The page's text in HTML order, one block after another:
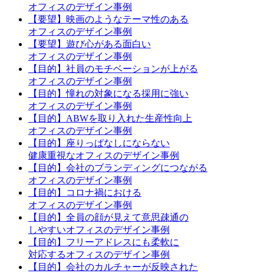
オフィスのデザイン事例
【要望】映画のようなテーマ性のある
オフィスのデザイン事例
【要望】遊び心がある面白い
オフィスのデザイン事例
【目的】社員のモチベーションが上がる
オフィスのデザイン事例
【目的】憧れの対象になる採用に強い
オフィスのデザイン事例
【目的】ABWを取り入れた生産性向上
オフィスのデザイン事例
【目的】座りっぱなしにならない
健康重視なオフィスのデザイン事例
【目的】会社のブランディングにつながる
オフィスのデザイン事例
【目的】コロナ禍における
オフィスのデザイン事例
【目的】全員の顔が見えて意思疎通の
しやすいオフィスのデザイン事例
【目的】フリーアドレスにも柔軟に
対応するオフィスのデザイン事例
【目的】会社のカルチャーが反映された